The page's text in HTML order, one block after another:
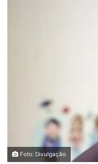
Foto: Divulgação